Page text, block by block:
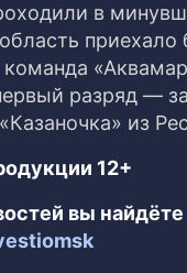
в
разряд —
из
12+
вы